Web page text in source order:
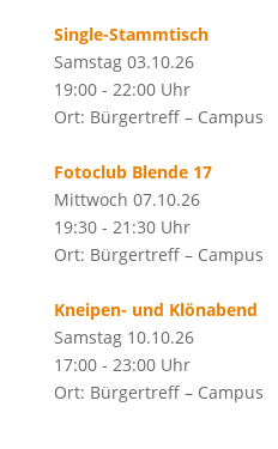
Single-Stammtisch
Samstag 03.10.26
19:00 - 22:00 Uhr
Ort: Bürgertreff – Campus
Fotoclub Blende 17
Mittwoch 07.10.26
19:30 - 21:30 Uhr
Ort: Bürgertreff – Campus
Kneipen- und Klönabend
Samstag 10.10.26
17:00 - 23:00 Uhr
Ort: Bürgertreff – Campus